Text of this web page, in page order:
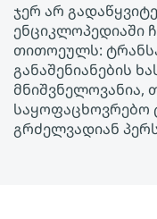
ჯერ არ
ენციკლოპედიაში
თითოეულს:
განაშენიანების
მნიშვნელოვანია,
საყოფაცხოვრებო
გრძელვადიან